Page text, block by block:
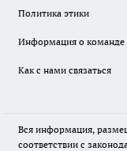
Политика этики
Информация о команде
Как с нами связаться
Вся информация,
соответствии с